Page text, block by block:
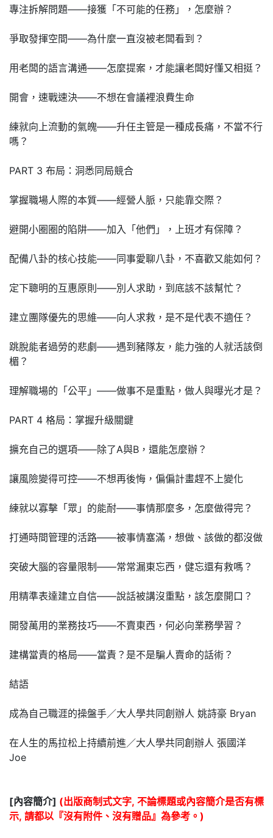
專注拆解問題——接獲「不可能的任務」，怎麼辦？
爭取發揮空間——為什麼一直沒被老闆看到？
用老闆的語言溝通——怎麼提案，才能讓老闆好懂又相挺？
開會，速戰速決——不想在會議裡浪費生命
練就向上流動的氣魄——升任主管是一種成長痛，不當不行
嗎？
PART 3 布局：洞悉同局競合
掌握職場人際的本質——經營人脈，只能靠交際？
避開小圈圈的陷阱——加入「他們」，上班才有保障？
配備八卦的核心技能——同事愛聊八卦，不喜歡又能如何？
定下聰明的互惠原則——別人求助，到底該不該幫忙？
建立團隊優先的思維——向人求救，是不是代表不適任？
跳脫能者過勞的悲劇——遇到豬隊友，能力強的人就活該倒
楣？
理解職場的「公平」——做事不是重點，做人與曝光才是？
PART 4 格局：掌握升級關鍵
擴充自己的選項——除了A與B，還能怎麼辦？
讓風險變得可控——不想再後悔，偏偏計畫趕不上變化
練就以寡擊「眾」的能耐——事情那麼多，怎麼做得完？
打通時間管理的活路——被事情塞滿，想做、該做的都沒做
突破大腦的容量限制——常常漏東忘西，健忘還有救嗎？
用精準表達建立自信——說話被講沒重點，該怎麼開口？
開發萬用的業務技巧——不賣東西，何必向業務學習？
建構當責的格局——當責？是不是騙人賣命的話術？
結語
成為自己職涯的操盤手／大人學共同創辦人 姚詩豪 Bryan
在人生的馬拉松上持續前進／大人學共同創辦人 張國洋
Joe
[內容簡介] (出版商制式文字, 不論標題或內容簡介是否有標
示, 請都以『沒有附件、沒有贈品』為參考。)